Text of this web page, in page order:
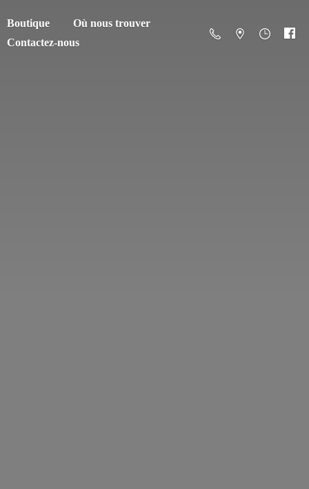
Boutique
Où nous trouver
Contactez-nous